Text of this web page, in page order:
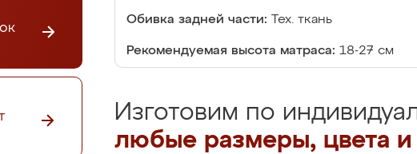
Обивка задней части: Тех. ткань
Рекомендуемая высота матраса: 18-27 см
Изготовим по
любые размеры, цвета